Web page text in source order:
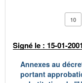
10
Signé le : 15-01-2001
Annexes au
portant